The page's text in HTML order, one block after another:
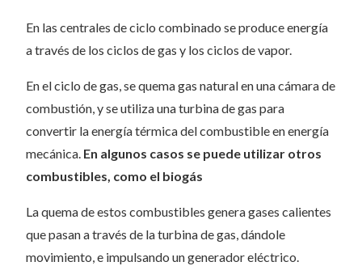
En las centrales de ciclo combinado se produce energía
a través de los ciclos de gas y los ciclos de vapor.
En el ciclo de gas, se quema gas natural en una cámara de
combustión, y se utiliza una turbina de gas para
convertir la energía térmica del combustible en energía
mecánica. En algunos casos se puede utilizar otros
combustibles, como el biogás
La quema de estos combustibles genera gases calientes
que pasan a través de la turbina de gas, dándole
movimiento, e impulsando un generador eléctrico.